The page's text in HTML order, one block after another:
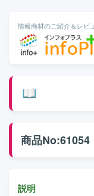
情報商材のご紹介＆レビ
商品No:61054
説明